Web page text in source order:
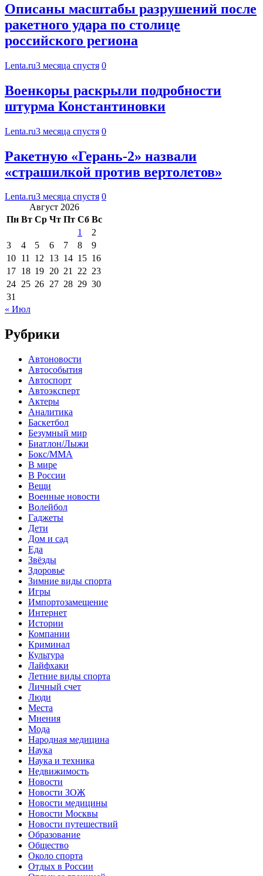
Описаны масштабы разрушений после
ракетного удара по столице
российского региона
Lenta.ru3 месяца спустя 0
Военкоры раскрыли подробности
штурма Константиновки
Lenta.ru3 месяца спустя 0
Ракетную «Герань-2» назвали
«страшилкой против вертолетов»
Lenta.ru3 месяца спустя 0
Август 2026
Пн Вт Ср Чт Пт Сб Вс
1
2
3
4 5 6 7 8
9
10 11 12 13 14 15 16
17 18 19 20 21 22 23
24 25 26 27 28 29 30
31
« Июл
Рубрики
Автоновости
Автособытия
Автоспорт
Автоэксперт
Актеры
Аналитика
Баскетбол
Безумный мир
Биатлон/Лыжи
Бокс/MMA
В мире
В России
Вещи
Военные новости
Волейбол
Гаджеты
Дети
Дом и сад
Еда
Звёзды
Здоровье
Зимние виды спорта
Игры
Импортозамещение
Интернет
Истории
Компании
Криминал
Культура
Лайфхаки
Летние виды спорта
Личный счет
Люди
Места
Мнения
Мода
Народная медицина
Наука
Наука и техника
Недвижимость
Новости
Новости ЗОЖ
Новости медицины
Новости Москвы
Новости путешествий
Образование
Общество
Около спорта
Отдых в России